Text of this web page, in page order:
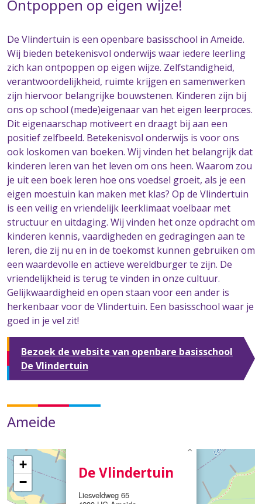
Ontpoppen op eigen wijze!
De Vlindertuin is een openbare basisschool in Ameide.
Wij bieden betekenisvol onderwijs waar iedere leerling
zich kan ontpoppen op eigen wijze. Zelfstandigheid,
verantwoordelijkheid, ruimte krijgen en samenwerken
zijn hiervoor belangrijke bouwstenen. Kinderen zijn bij
ons op school (mede)eigenaar van het eigen leerproces.
Dit eigenaarschap motiveert en draagt bij aan een
positief zelfbeeld. Betekenisvol onderwijs is voor ons
ook loskomen van boeken. Wij vinden het belangrijk dat
kinderen leren van het leven om ons heen. Waarom zou
je uit een boek leren hoe ons voedsel groeit, als je een
eigen moestuin kan maken met klas? Op de Vlindertuin
is een veilig en vriendelijk leerklimaat voelbaar met
structuur en uitdaging. Wij vinden het onze opdracht om
kinderen kennis, vaardigheden en gedragingen aan te
leren, die zij nu en in de toekomst kunnen gebruiken om
een waardevolle en actieve wereldburger te zijn. De
vriendelijkheid is terug te vinden in onze cultuur.
Gelijkwaardigheid en open staan voor een ander is
herkenbaar voor de Vlindertuin. Een basisschool waar je
goed in je vel zit!
Bezoek de website van openbare basisschool
De Vlindertuin
Ameide
De Vlindertuin
Liesveldweg 65
×
+
−